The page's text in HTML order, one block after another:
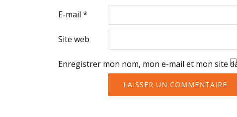
E-mail *
Site web
Enregistrer mon nom, mon e-mail et mon site